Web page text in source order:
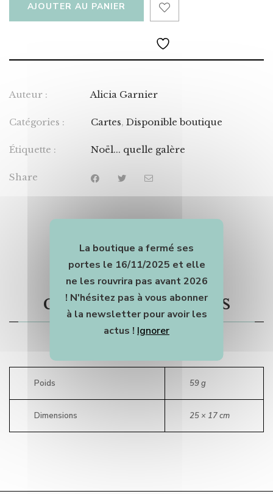
AJOUTER AU PANIER
Auteur : Alicia Garnier
Catégories : Cartes, Disponible boutique
Étiquette : Noël... quelle galère
Share
Informations
complémentaires
Poids 59 g
Dimensions 25 × 17 cm
La boutique a fermé ses
portes le 16/11/2025 et elle
ne les rouvrira pas avant 2026
! N'hésitez pas à vous abonner
à la newsletter pour avoir les
actus ! Ignorer